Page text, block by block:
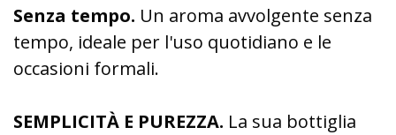
Senza tempo. Un aroma avvolgente senza
tempo, ideale per l'uso quotidiano e le
occasioni formali.
SEMPLICITÀ E PUREZZA. La sua bottiglia